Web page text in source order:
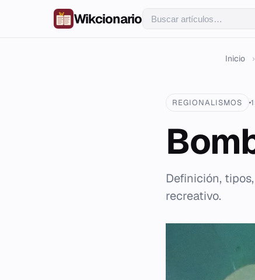
Wikcionario
Inicio ›
REGIONALISMOS
Definición,
recreativo.